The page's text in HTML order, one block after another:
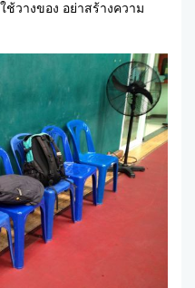
ช้วางของ อย่าสร้างความ